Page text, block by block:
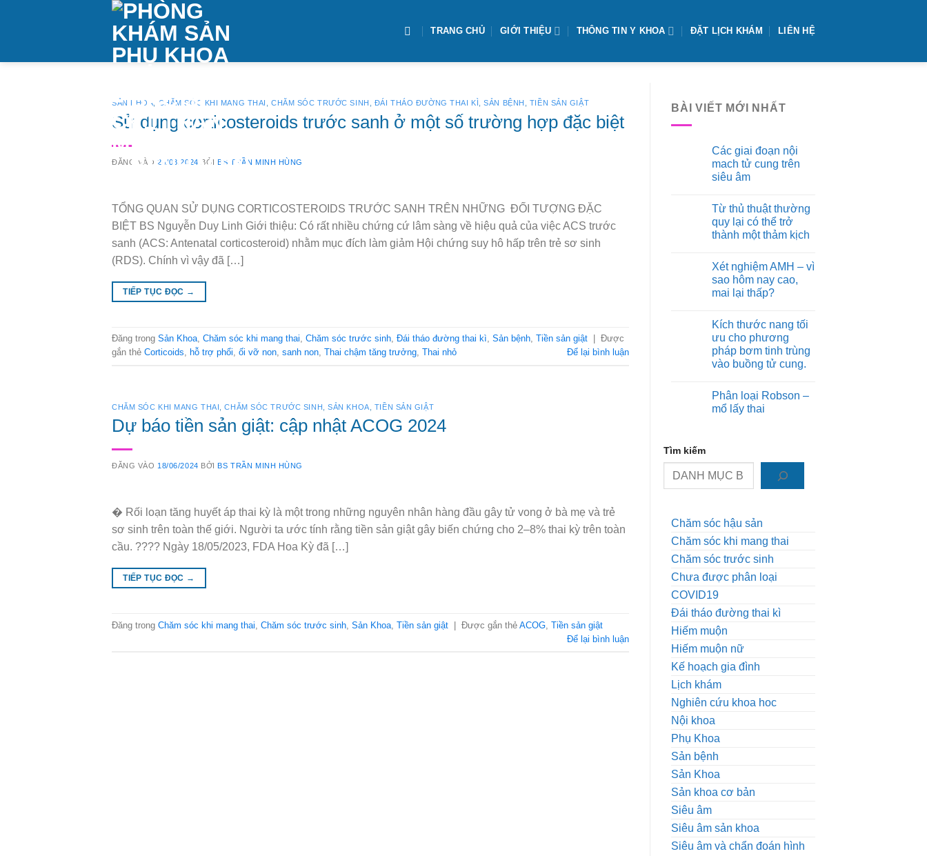
dung
TRANG CHỦ GIỚI THIỆU THÔNG TIN Y KHOA ĐẶT LỊCH KHÁM LIÊN HỆ
SẢN KHOA CHĂM SÓC KHI MANG THAI ,CHĂM SÓC TRƯỚC SINH ĐÁI THÁO ĐƯỜNG THAI KÌ ,SẢN BỆNH TIỀN SẢN GIẬT
Sử dụng corticosteroids trước sanh ở một số trường hợp đặc biệt
ĐĂNG VÀO24/08/2024 BỞI BS TRẦN MINH HÙNG
TỔNG QUAN SỬ DỤNG CORTICOSTEROIDS TRƯỚC SANH TRÊN NHỮNG ĐỐI TƯỢNG ĐẶC
BIỆT BS Nguyễn Duy Linh Giới thiệu: Có rất nhiều chứng cứ lâm sàng về hiệu quả của việc ACS trước
sanh (ACS: Antenatal corticosteroid) nhằm mục đích làm giảm Hội chứng suy hô hấp trên trẻ sơ sinh
(RDS). Chính vì vậy đã […]
TIẾP TỤC ĐỌC →
Đăng trong Sản Khoa Chăm sóc khi mang thai Chăm sóc trước sinh Đái tháo đường thai kì Sản bệnh Tiền sản giật
Được
gắn thẻ Corticoids hỗ trợ phổi ối vỡ non sanh non Thai chậm tăng trưởng Thai nhỏ Để lại bình luận
CHĂM SÓC KHI MANG THAI ,CHĂM SÓC TRƯỚC SINH ,SẢN KHOA TIỀN SẢN GIẬT
Dự báo tiền sản giật: cập nhật ACOG 2024
ĐĂNG VÀO 18/06/2024 BỞI BS TRẦN MINH HÙNG
� Rối loạn tăng huyết áp thai kỳ là một trong những nguyên nhân hàng đầu gây tử vong ở bà mẹ và trẻ
sơ sinh trên toàn thế giới. Người ta ước tính rằng tiền sản giật gây biến chứng cho 2–8% thai kỳ trên toàn
cầu. ???? Ngày 18/05/2023, FDA Hoa Kỳ đã […]
TIẾP TỤC ĐỌC →
Đăng trong Chăm sóc khi mang thai Chăm sóc trước sinh Sản Khoa Tiền sản giật | Được gắn thẻ ACOG Tiền sản giật
Để lại bình luận
BÀI VIẾT MỚI NHẤT
Các giai đoạn nội
mach tử cung trên
siêu âm
bình
luận
ở
Các
nội
mach
tử
cung
trên
Từ thủ thuật thường
quy lại có thể trở
thành một thảm kịch
bình
luận
ở
Từ
thường
quy
lại
có
thể
trở
thảm
kịch
Xét nghiệm AMH – vì
sao hôm nay cao,
mai lại thấp?
bình
luận
ở
Xét
nghiệm
AMH
sao
hôm
nay
Kích thước nang tối
ưu cho phương
pháp bơm tinh trùng
vào buồng tử cung.
bình
luận
ở
phương
vào
buồng
tử
cung.
Phân loại Robson –
mổ lấy thai
loại
thai
Tìm kiếm
Chăm sóc hậu sản
Chăm sóc khi mang thai
Chăm sóc trước sinh
Chưa được phân loại
COVID19
Đái tháo đường thai kì
Hiếm muộn
Hiếm muộn nữ
Kế hoạch gia đình
Lịch khám
Nghiên cứu khoa hoc
Nội khoa
Phụ Khoa
Sản bệnh
Sản Khoa
Sản khoa cơ bản
Siêu âm
Siêu âm sản khoa
Siêu âm và chẩn đoán hình